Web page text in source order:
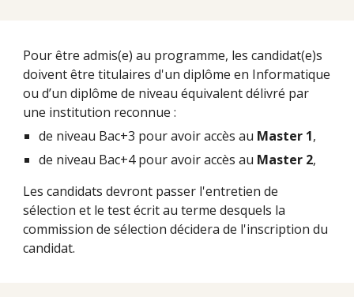
Pour être admis(e) au programme, les candidat(e)s
doivent être titulaires d'un diplôme en Informatique
ou d’un diplôme de niveau équivalent délivré par
une institution reconnue :
de niveau Bac+3 pour avoir accès au Master 1,
de niveau Bac+4 pour avoir accès au Master 2,
Les candidats devront passer l'entretien de
sélection et le test écrit au terme desquels la
commission de sélection décidera de l'inscription du
candidat.